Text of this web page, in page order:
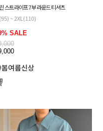
스트라이프 7부 라운드 티셔츠
~ 2XL(110)
SALE